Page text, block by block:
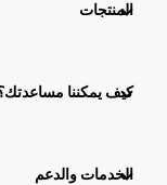
المنتجات
كيف يمكننا
الخدمات والدعم